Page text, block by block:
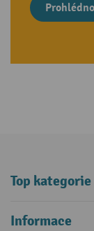
Top kategorie
Informace